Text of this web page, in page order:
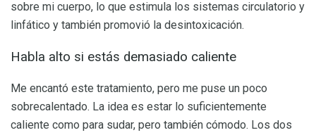
sobre mi cuerpo, lo que estimula los sistemas circulatorio y
linfático y también promovió la desintoxicación.
Habla alto si estás demasiado caliente
Me encantó este tratamiento, pero me puse un poco
sobrecalentado. La idea es estar lo suficientemente
caliente como para sudar, pero también cómodo. Los dos